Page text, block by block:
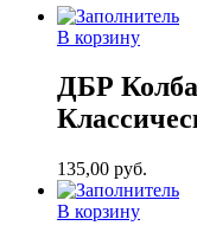
В корзину
ДБР
135,00 руб.
В корзину